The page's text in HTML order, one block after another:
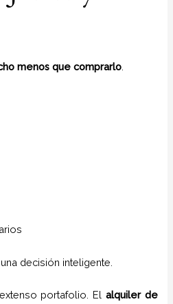
menos que comprarlo
decisión inteligente.
portafolio. El alquiler de